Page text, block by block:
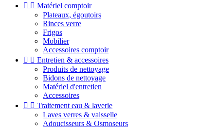
  Matériel comptoir
Plateaux, égoutoirs
Rinces verre
Frigos
Mobilier
Accessoires comptoir
  Entretien & accessoires
Produits de nettoyage
Bidons de nettoyage
Matériel d'entretien
Accessoires
  Traitement eau & laverie
Laves verres & vaisselle
Adoucisseurs & Osmoseurs